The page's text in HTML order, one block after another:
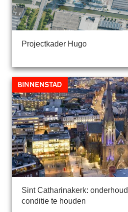
Projectkader Hugo
Sint Catharinakerk:
conditie te houden
Binnenstad